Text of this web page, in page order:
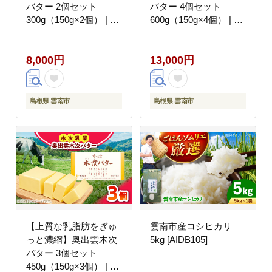
バター 2個セット
300g（150g×2個） | バ
乳業有限会社
[AIBH042]
8,000円
島根県 雲南市
バター 4個セット
600g（150g×4個） | バ
乳業有限会社
[AIBH044]
13,000円
島根県 雲南市
【上質な乳脂肪をぎゅ
っと濃縮】奥出雲木次
バター 3個セット
450g（150g×3個） | バ
雲南市産コシヒカリ
5kg [AIDB105]